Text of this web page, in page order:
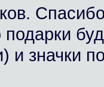
и значки